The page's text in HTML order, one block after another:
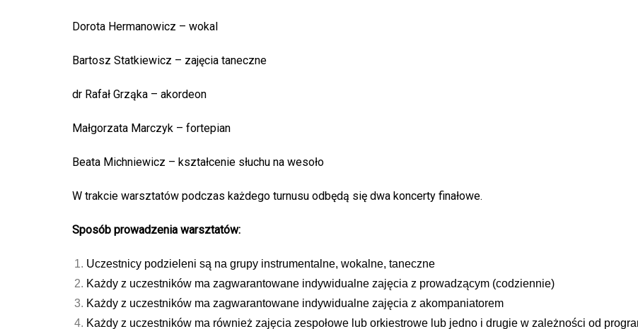
Dorota Hermanowicz – wokal
Bartosz Statkiewicz – zajęcia taneczne
dr Rafał Grząka – akordeon
Małgorzata Marczyk – fortepian
Beata Michniewicz – kształcenie słuchu na wesoło
W trakcie warsztatów podczas każdego turnusu odbędą się dwa koncerty finałowe.
Sposób prowadzenia warsztatów:
Uczestnicy podzieleni są na grupy instrumentalne, wokalne, taneczne
Każdy z uczestników ma zagwarantowane indywidualne zajęcia z prowadzącym (codziennie)
Każdy z uczestników ma zagwarantowane indywidualne zajęcia z akompaniatorem
Każdy z uczestników ma również zajęcia zespołowe lub orkiestrowe lub jedno i drugie w zależności od